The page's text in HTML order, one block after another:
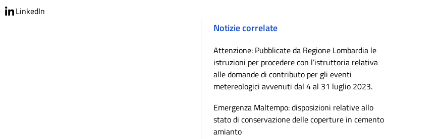
LinkedIn
Notizie correlate
Attenzione: Pubblicate da Regione Lombardia le
istruzioni per procedere con l’istruttoria relativa
alle domande di contributo per gli eventi
metereologici avvenuti dal 4 al 31 luglio 2023.
Emergenza Maltempo: disposizioni relative allo
stato di conservazione delle coperture in cemento
amianto